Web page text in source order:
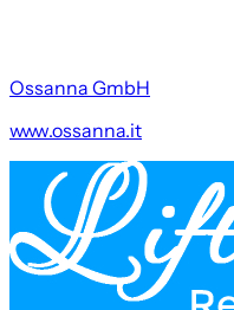
Ossanna GmbH
www.ossanna.it